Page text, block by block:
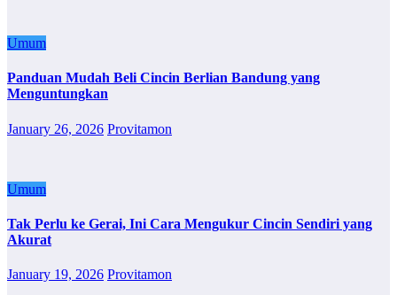
Umum
Panduan Mudah Beli Cincin Berlian Bandung yang
Menguntungkan
January 26, 2026 Provitamon
Umum
Tak Perlu ke Gerai, Ini Cara Mengukur Cincin Sendiri yang
Akurat
January 19, 2026 Provitamon